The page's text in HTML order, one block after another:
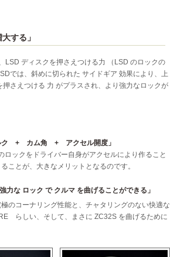
大する」
ディスクを押さえつける力 （LSD のロックの
では、斜めに切られた サイドギア 効果により、上
さえつける 力 がプラスされ、より強力なロックが
ク + カム角 + アクセル開度」
ックをドライバー自身がアクセルにより作ること
ことが、大きなメリットとなるのです。
力な ロック で クルマ を曲げることができる」
のコーナリング性能と、チャタリングのない快適な
らしい、そして、まさに ZC32S を曲げるために